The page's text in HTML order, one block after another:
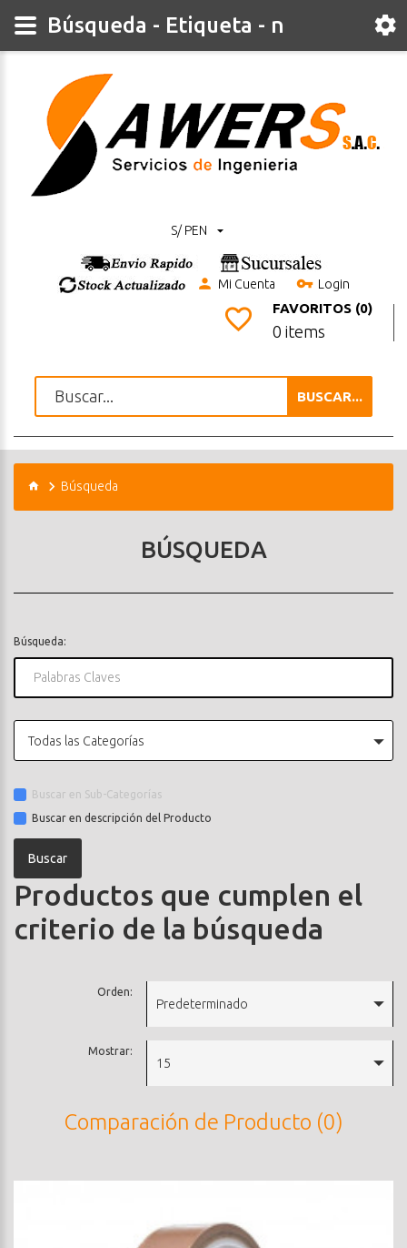
S/ PEN
Mi Cuenta Login
FAVORITOS (0)
0 items
BUSCAR...
Búsqueda
BÚSQUEDA
Búsqueda:
Todas las Categorías
Buscar en Sub-Categorías
Buscar en descripción del Producto
Productos que cumplen el
criterio de la búsqueda
Orden:
Predeterminado
Mostrar:
15
Comparación de Producto (0)
Búsqueda - Etiqueta - n